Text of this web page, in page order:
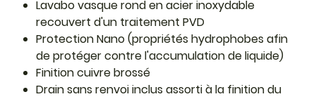
Lavabo vasque rond en acier inoxydable
recouvert d'un traitement PVD
Protection Nano (propriétés hydrophobes afin
de protéger contre l'accumulation de liquide)
Finition cuivre brossé
Drain sans renvoi inclus assorti à la finition du